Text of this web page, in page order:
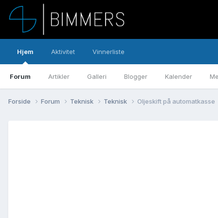
Hjem
Forum Artikler Galleri Blogger Kalender
Aktivitet Vinnerliste
Forside Forum Teknisk Teknisk Oljeskift på automatkasse